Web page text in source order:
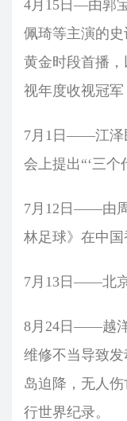
4月15日—由郭
佩琦等主演的
黄金时段首播，
视年度收视冠军
7月1日——江泽
会上提出“‘三个
7月12日——由
林足球》在中国
7月13日——北京
8月24日——越
维修不当导致
岛迫降，无人
行世界纪录。